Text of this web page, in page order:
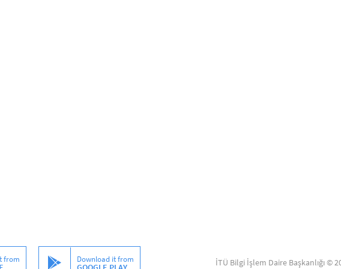
from Download it from İTÜ Bilgi İşlem Daire Başkanlığı ©